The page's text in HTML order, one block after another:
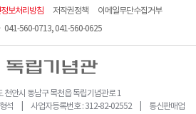
보처리방침 저작권정책
이메일무단수집거부
041-560-0713, 041-560-0625
천안시 동남구 목천읍 독립기념관로 1
형석 | 사업자등록번호 : 312-82-02552 | 통신판매업